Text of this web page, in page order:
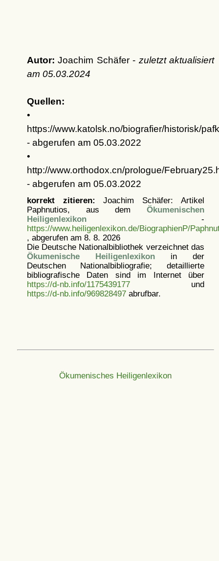
Autor: Joachim Schäfer - zuletzt aktualisiert
am 05.03.2024
Quellen:
•
https://www.katolsk.no/biografier/historisk/
- abgerufen am 05.03.2022
•
http://www.orthodox.cn/prologue/
- abgerufen am 05.03.2022
korrekt zitieren: Joachim Schäfer: Artikel
Paphnutios, aus dem Ökumenischen
Heiligenlexikon-
https://www.heiligenlexikon.de/BiographienP/
, abgerufen am 8. 8. 2026
Die Deutsche Nationalbibliothek verzeichnet das
Ökumenische Heiligenlexikonin der
Deutschen Nationalbibliografie; detaillierte
bibliografische Daten sind im Internet über
https://d-nb.info/1175439177und
https://d-nb.info/969828497abrufbar.
Ökumenisches Heiligenlexikon